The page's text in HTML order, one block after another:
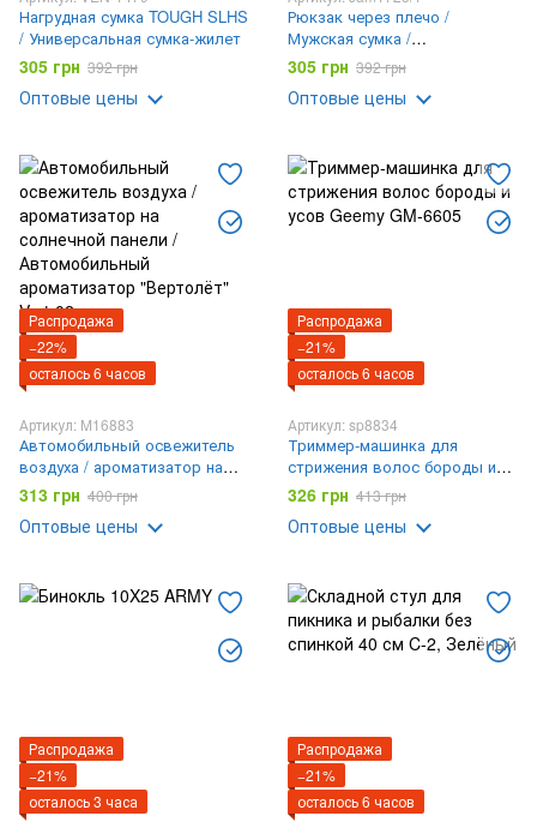
Нагрудная сумка TOUGH SLHS
/ Универсальная сумка-жилет
305 грн 392 грн
Оптовые цены
Рюкзак через плечо /
Мужская сумка /
Однолямочная сумка-
барсетка Хаки
305 грн 392 грн
Оптовые цены
Распродажа
−22%
осталось 6 часов
Артикул: M16883
Автомобильный освежитель
воздуха / ароматизатор на
солнечной панели /
Автомобильный
ароматизатор "Вертолёт"
313 грн 400 грн
Оптовые цены
Распродажа
−21%
осталось 6 часов
Артикул: sp8834
Триммер-машинка для
стрижения волос бороды и
усов Geemy GM-6605
326 грн 413 грн
Оптовые цены
Распродажа
−21%
осталось 3 часа
Распродажа
−21%
осталось 6 часов